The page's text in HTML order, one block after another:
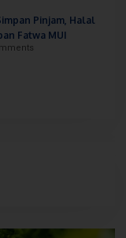
Pinjam, Halal
Fatwa MUI